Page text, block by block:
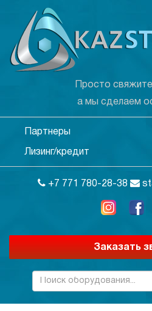
Просто
а мы сделаем
Партнеры
Лизинг/кредит
+7 771 780-28-38
Заказать